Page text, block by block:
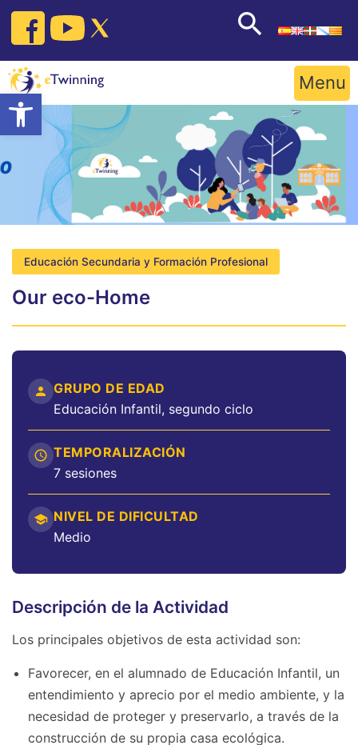
Open toolbar
Skip
content
Menu
Educación Secundaria y Formación Profesional
Our eco-Home
GRUPO DE EDAD
Educación Infantil, segundo ciclo
TEMPORALIZACIÓN
7 sesiones
NIVEL DE DIFICULTAD
Medio
Descripción de la Actividad
Los principales objetivos de esta actividad son:
Favorecer, en el alumnado de Educación Infantil, un
entendimiento y aprecio por el medio ambiente, y la
necesidad de proteger y preservarlo, a través de la
construcción de su propia casa ecológica.